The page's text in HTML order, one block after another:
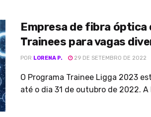
Empresa de fibra óptica
Trainees para vagas
POR LORENA P. 29 DE SETEMBRO DE 2022
O Programa Trainee Ligga 2023
até o dia 31 de outubro de 2022. A